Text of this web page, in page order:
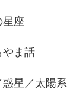
星座
やま話
惑星／太陽系